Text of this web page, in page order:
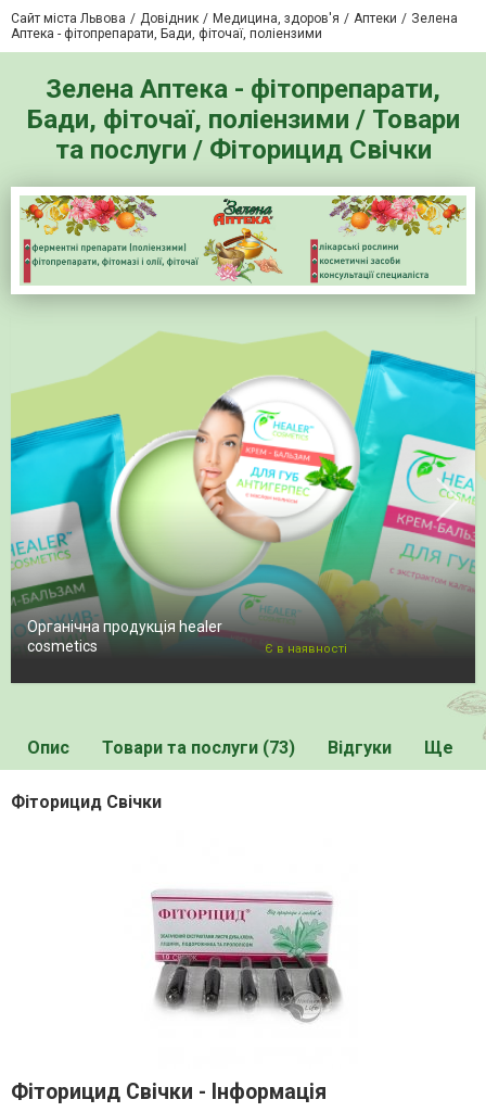
Сайт міста Львова Довідник Медицина, здоров'я Аптеки
Зелена
Аптека - фітопрепарати, Бади, фіточаї, поліензими
Зелена Аптека - фітопрепарати,
Бади, фіточаї, поліензими / Товари
та послуги / Фіторицид Свічки
Органічна продукція healer
cosmetics
Є в наявності
Опис Товари та послуги (73) Відгуки Ще
Фіторицид Свічки
Фіторицид Свічки - Iнформація